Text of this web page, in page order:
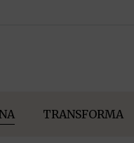
TRANSFORMA